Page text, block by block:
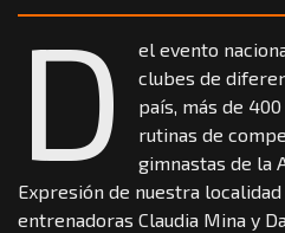
D
el evento
clubes de
país, más de
rutinas de
gimnastas de la
Expresión de nuestra
entrenadoras Claudia Mina y